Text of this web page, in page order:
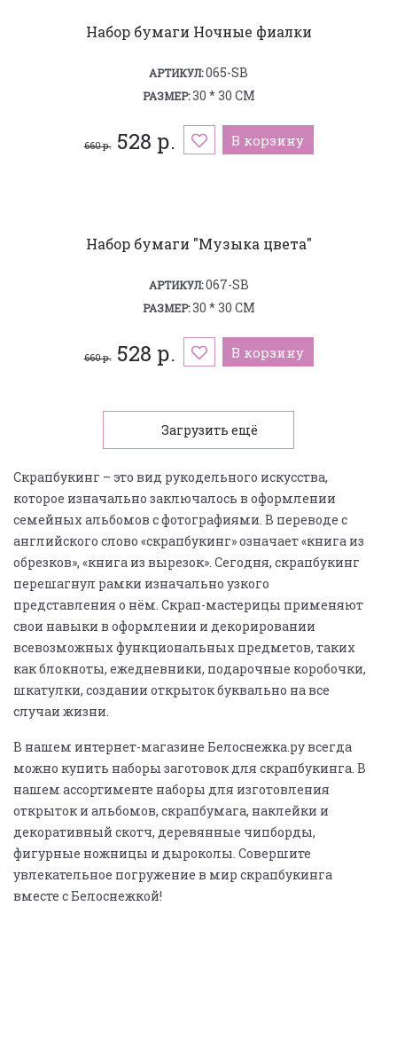
Набор бумаги Ночные фиалки
АРТИКУЛ:065-SB
РАЗМЕР:30 * 30 СМ
660 р.528 р. В корзину
Набор бумаги "Музыка цвета"
АРТИКУЛ:067-SB
РАЗМЕР:30 * 30 СМ
660 р.528 р. В корзину
Загрузить ещё
Скрапбукинг – это вид рукодельного искусства,
которое изначально заключалось в оформлении
семейных альбомов с фотографиями. В переводе с
английского слово «скрапбукинг» означает «книга из
обрезков», «книга из вырезок». Сегодня, скрапбукинг
перешагнул рамки изначально узкого
представления о нём. Скрап-мастерицы применяют
свои навыки в оформлении и декорировании
всевозможных функциональных предметов, таких
как блокноты, ежедневники, подарочные коробочки,
шкатулки, создании открыток буквально на все
случаи жизни.
В нашем интернет-магазине Белоснежка.ру всегда
можно купить наборы заготовок для скрапбукинга. В
нашем ассортименте наборы для изготовления
открыток и альбомов, скрапбумага, наклейки и
декоративный скотч, деревянные чипборды,
фигурные ножницы и дыроколы. Совершите
увлекательное погружение в мир скрапбукинга
вместе с Белоснежкой!